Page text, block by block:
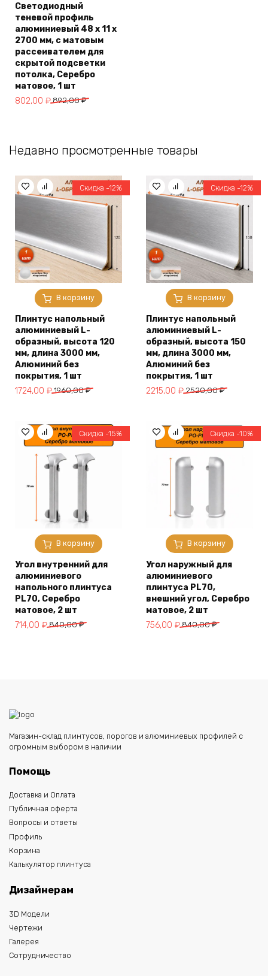
Светодиодный
теневой профиль
алюминиевый 48 х 11 х
2700 мм, с матовым
рассеивателем для
скрытой подсветки
потолка, Серебро
матовое, 1 шт
892,00₽
Первоначальная
802,00 ₽
Текущая
Недавно просмотренные товары
В корзину
Скидка -12%
Плинтус напольный
алюминиевый L-
образный, высота 120
мм, длина 3000 мм,
Алюминий без
покрытия, 1 шт
1960,00₽
Первоначальная
1960,00 ₽.
1724,00 ₽
Текущая
В корзину
Скидка -12%
Плинтус напольный
алюминиевый L-
образный, высота 150
мм, длина 3000 мм,
Алюминий без
покрытия, 1 шт
2520,00₽
Первоначальная
2520,00 ₽.
2215,00 ₽
Текущая
В корзину
Скидка -15%
Угол внутренний для
алюминиевого
напольного плинтуса
PL70, Серебро
матовое, 2 шт
840,00₽
Первоначальная
714,00 ₽
Текущая
В корзину
Скидка -10%
Угол наружный для
алюминиевого
плинтуса PL70,
внешний угол, Серебро
матовое, 2 шт
840,00₽
Первоначальная
756,00 ₽
Текущая
Магазин-склад плинтусов, порогов и алюминиевых профилей с
огромным выбором в наличии
Помощь
Доставка и Оплата
Публичная оферта
Вопросы и ответы
Профиль
Корзина
Калькулятор плинтуса
Дизайнерам
3D Модели
Чертежи
Галерея
Сотрудничество